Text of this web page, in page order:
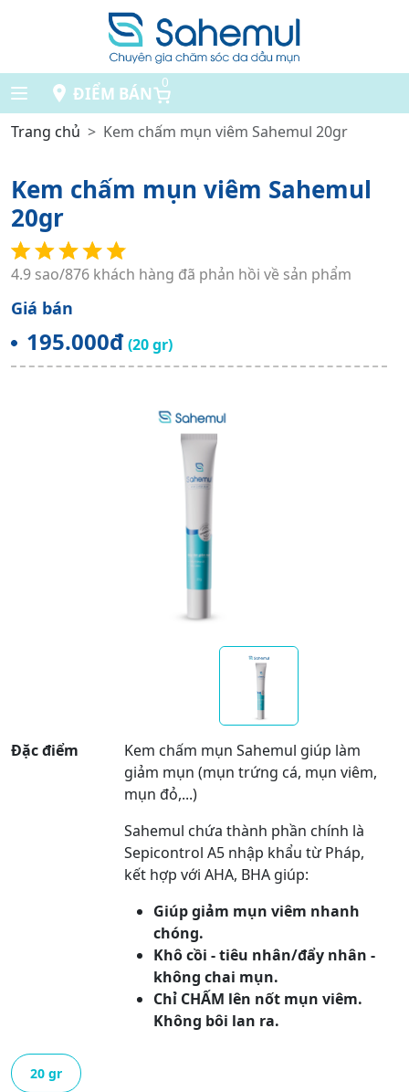
ĐIỂM BÁN
0
Trang chủ Kem chấm mụn viêm Sahemul 20gr
Kem chấm mụn viêm Sahemul
20gr
4.9 sao/876 khách hàng đã phản hồi về sản phẩm
Giá bán
195.000đ(20 gr)
Đặc điểm
Kem chấm mụn Sahemul giúp làm
giảm mụn (mụn trứng cá, mụn viêm,
mụn đỏ,...)
Sahemul chứa thành phần chính là
Sepicontrol A5 nhập khẩu từ Pháp,
kết hợp với AHA, BHA giúp:
Giúp giảm mụn viêm nhanh
chóng.
Khô cồi - tiêu nhân/đẩy nhân -
không chai mụn.
Chỉ CHẤM lên nốt mụn viêm.
Không bôi lan ra.
20 gr